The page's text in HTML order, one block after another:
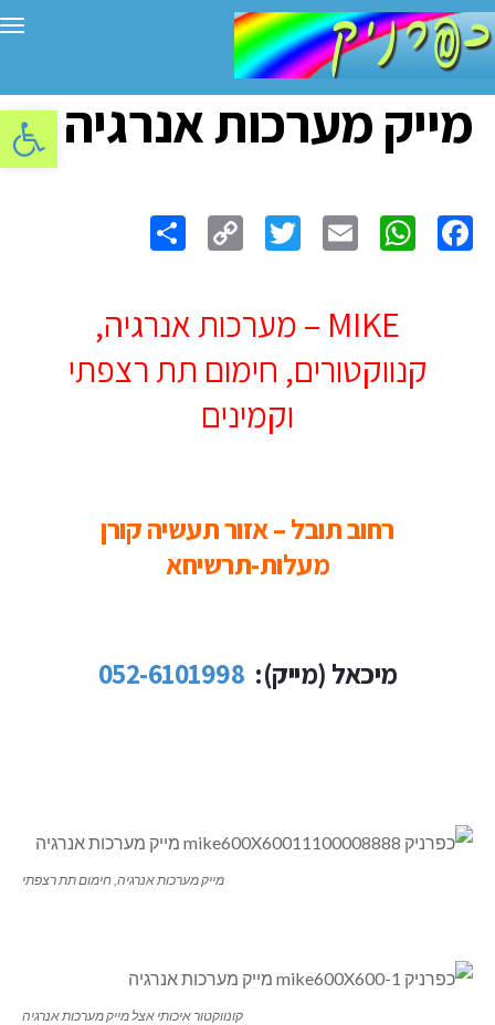
פתח מייק מערכות אנרגיה
Link
MIKE – מערכות אנרגיה,
קנווקטורים, חימום תת רצפתי
וקמינים
רחוב תובל – אזור תעשיה קורן
מעלות-תרשיחא
מיכאל (מייק): 052-6101998
מייק מערכות אנרגיה, חימום תת רצפתי
קונווקטור איכותי אצל מייק מערכות אנרגיה